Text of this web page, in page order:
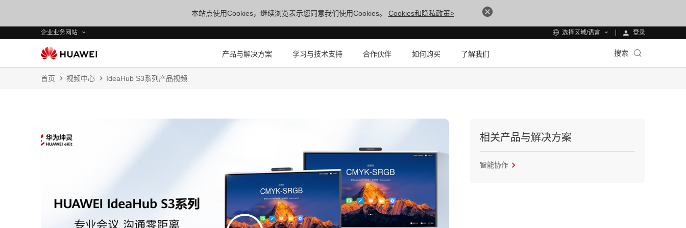
本站点使用Cookies，继续浏览表示您同意我们使用Cookies。 Cookies和隐私政策>
企业业务网站 选择区域/语言 登录
产品与解决方案 学习与技术支持 合作伙伴 如何购买 了解我们 搜索
首页 视频中心 IdeaHub S3系列产品视频
相关产品与解决方案
智能协作